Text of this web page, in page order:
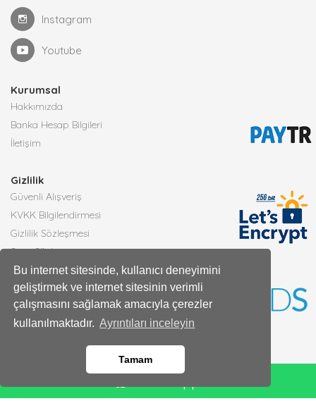
Bu internet sitesinde, kullanıcı deneyimini
geliştirmek ve internet sitesinin verimli
çalışmasını sağlamak amacıyla çerezler
kullanılmaktadır. Ayrıntıları inceleyin
Tamam
Instagram
Youtube
Kurumsal
Hakkımızda
Banka Hesap Bilgileri
İletişim
Gizlilik
Güvenli Alışveriş
KVKK Bilgilendirmesi
Gizlilik Sözleşmesi
Satış Sözleşmesi
Faydalı Bilgiler
Çiçek Bakımı
Burçlara Göre Çiçekler